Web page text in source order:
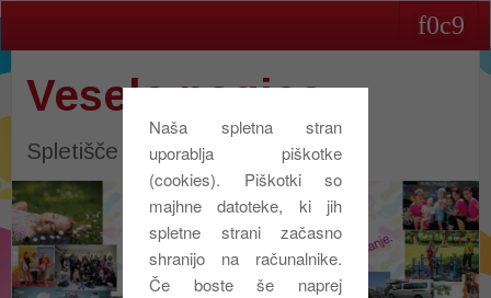
Naša spletna stran
uporablja piškotke
(cookies). Piškotki so
majhne datoteke, ki jih
spletne strani začasno
shranijo na računalnike.
Če boste še naprej
Vesele nogice
Spletišče društva Vesele nogice